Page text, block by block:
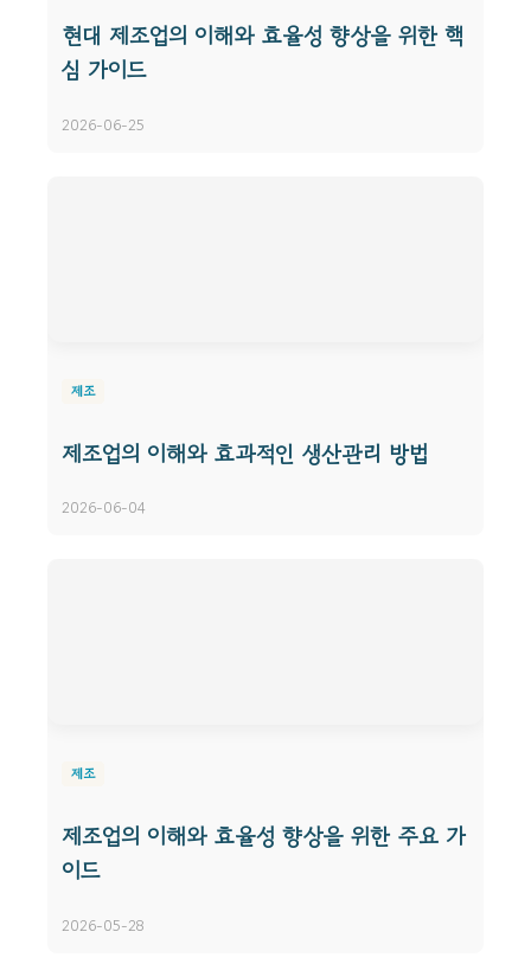
현대 제조업의 이해와 효율성 향상을 위한 핵
심 가이드
2026-06-25
제조
제조업의 이해와 효과적인 생산관리 방법
2026-06-04
제조
제조업의 이해와 효율성 향상을 위한 주요 가
이드
2026-05-28